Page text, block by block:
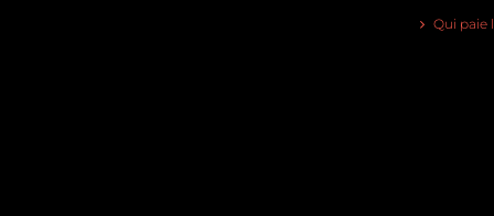
Qui paie